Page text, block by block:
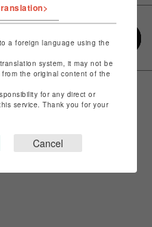
a foreign language using the
system, it may not be
the original content of the
for any direct or
service. Thank you for your
Cancel